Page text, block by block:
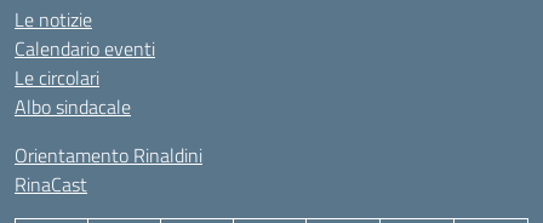
Le notizie
Calendario eventi
Le circolari
Albo sindacale
Orientamento Rinaldini
RinaCast